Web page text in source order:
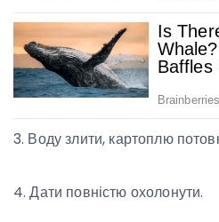
3. Воду злити, картоплю
4. Дати повністю охолонути.